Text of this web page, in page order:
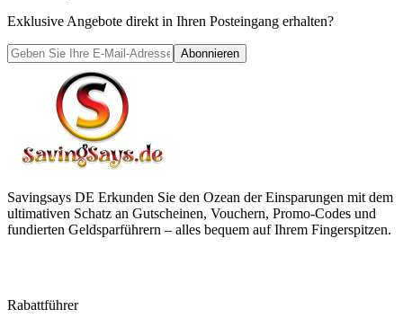
Exklusive Angebote direkt in Ihren Posteingang erhalten?
Abonnieren
Savingsays DE Erkunden Sie den Ozean der Einsparungen mit dem
ultimativen Schatz an Gutscheinen, Vouchern, Promo-Codes und
fundierten Geldsparführern – alles bequem auf Ihrem Fingerspitzen.
Rabattführer